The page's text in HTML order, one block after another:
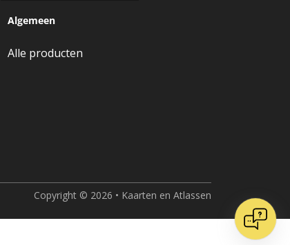
Algemeen
Alle producten
Copyright © 2026 • Kaarten en Atlassen